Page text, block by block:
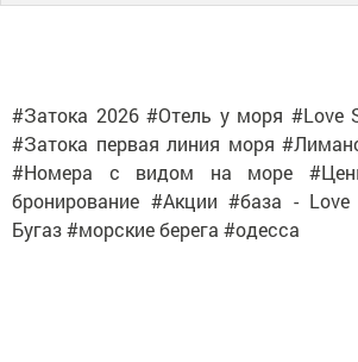
#Затока 2026 #Отель у моря #Love
#Затока первая линия моря
#Номера с видом на море
бронирование #Акции #база - Love
Бугаз #морские берега #одесса